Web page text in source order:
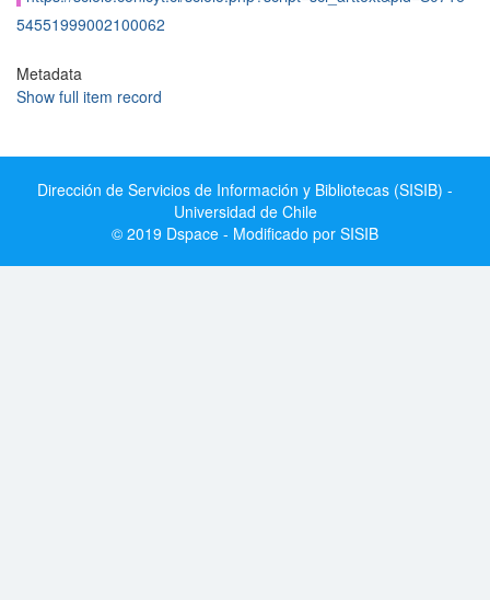
54551999002100062
Metadata
Show full item record
Dirección de Servicios de Información y Bibliotecas (SISIB) -
Universidad de Chile
© 2019 Dspace - Modificado por SISIB